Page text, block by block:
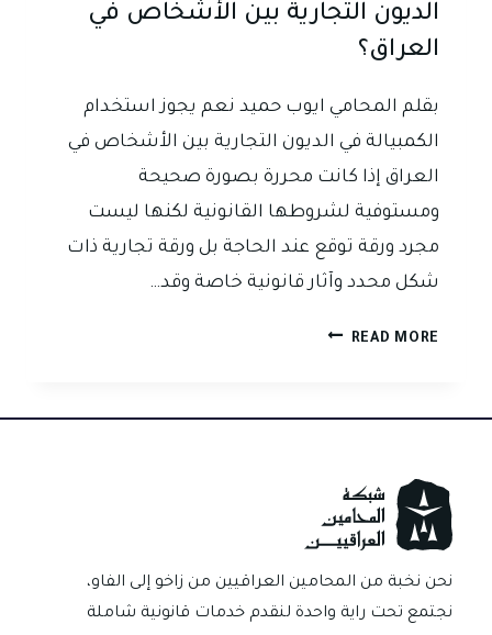
الديون التجارية بين الأشخاص في
العراق؟
بقلم المحامي ايوب حميد نعم يجوز استخدام
الكمبيالة في الديون التجارية بين الأشخاص في
العراق إذا كانت محررة بصورة صحيحة
ومستوفية لشروطها القانونية لكنها ليست
مجرد ورقة توقع عند الحاجة بل ورقة تجارية ذات
شكل محدد وآثار قانونية خاصة وقد…
READ MORE هل
الكمبيالة
التجارية
بين
الأشخاص
في
العراق؟
نحن نخبة من المحامين العراقيين من زاخو إلى الفاو،
نجتمع تحت راية واحدة لنقدم خدمات قانونية شاملة